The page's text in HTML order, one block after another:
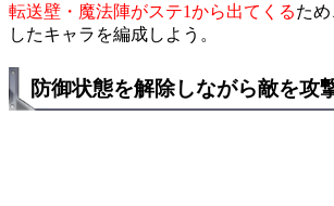
転送壁・魔法陣がステ1から出てくるた
したキャラを編成しよう。
防御状態を解除しながら敵を攻